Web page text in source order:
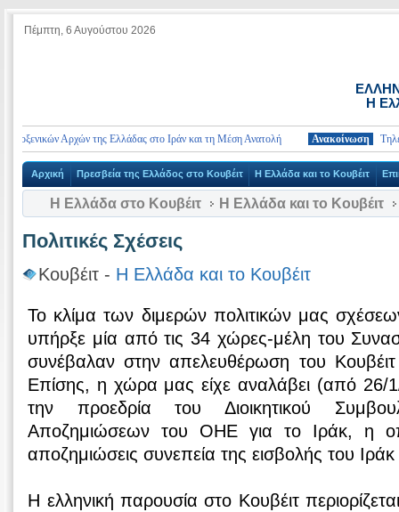
Πέμπτη, 6 Αυγούστου 2026
Η
Αρχών της Ελλάδας στο Ιράν και τη Μέση Ανατολή Ανακοίνωση
Αρχική Πρεσβεία της Ελλάδος στο Κουβέιτ Η Ελλάδα και το Κουβέιτ
Η Ελλάδα στο Κουβέιτ Η Ελλάδα και το Κουβέιτ
Πολιτικές Σχέσεις
Κουβέιτ - Η Ελλάδα και το Κουβέιτ
Το κλίμα των διμερών πολιτικών μας
υπήρξε μία από τις 34 χώρες-μέλη του
συνέβαλαν στην απελευθέρωση του
Επίσης, η χώρα μας είχε αναλάβει (από 26/1/
την προεδρία του Διοικητικού
Αποζημιώσεων του ΟΗΕ για το Ιράκ, η
αποζημιώσεις συνεπεία της εισβολής του
Η ελληνική παρουσία στο Κουβέιτ